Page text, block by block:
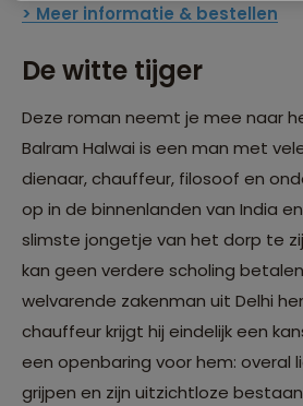
> Meer informatie & bestellen
De witte tijger
Deze roman neemt je mee naar
Balram Halwai is een man met
dienaar, chauffeur, filosoof en
op in de binnenlanden van India
slimste jongetje van het dorp te
kan geen verdere scholing
welvarende zakenman uit Delhi
chauffeur krijgt hij eindelijk een
een openbaring voor hem: overal
grijpen en zijn uitzichtloze